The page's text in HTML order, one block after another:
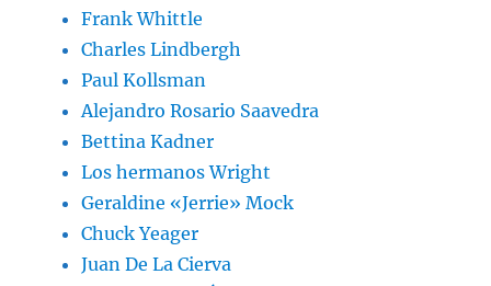
Frank Whittle
Charles Lindbergh
Paul Kollsman
Alejandro Rosario Saavedra
Bettina Kadner
Los hermanos Wright
Geraldine «Jerrie» Mock
Chuck Yeager
Juan De La Cierva